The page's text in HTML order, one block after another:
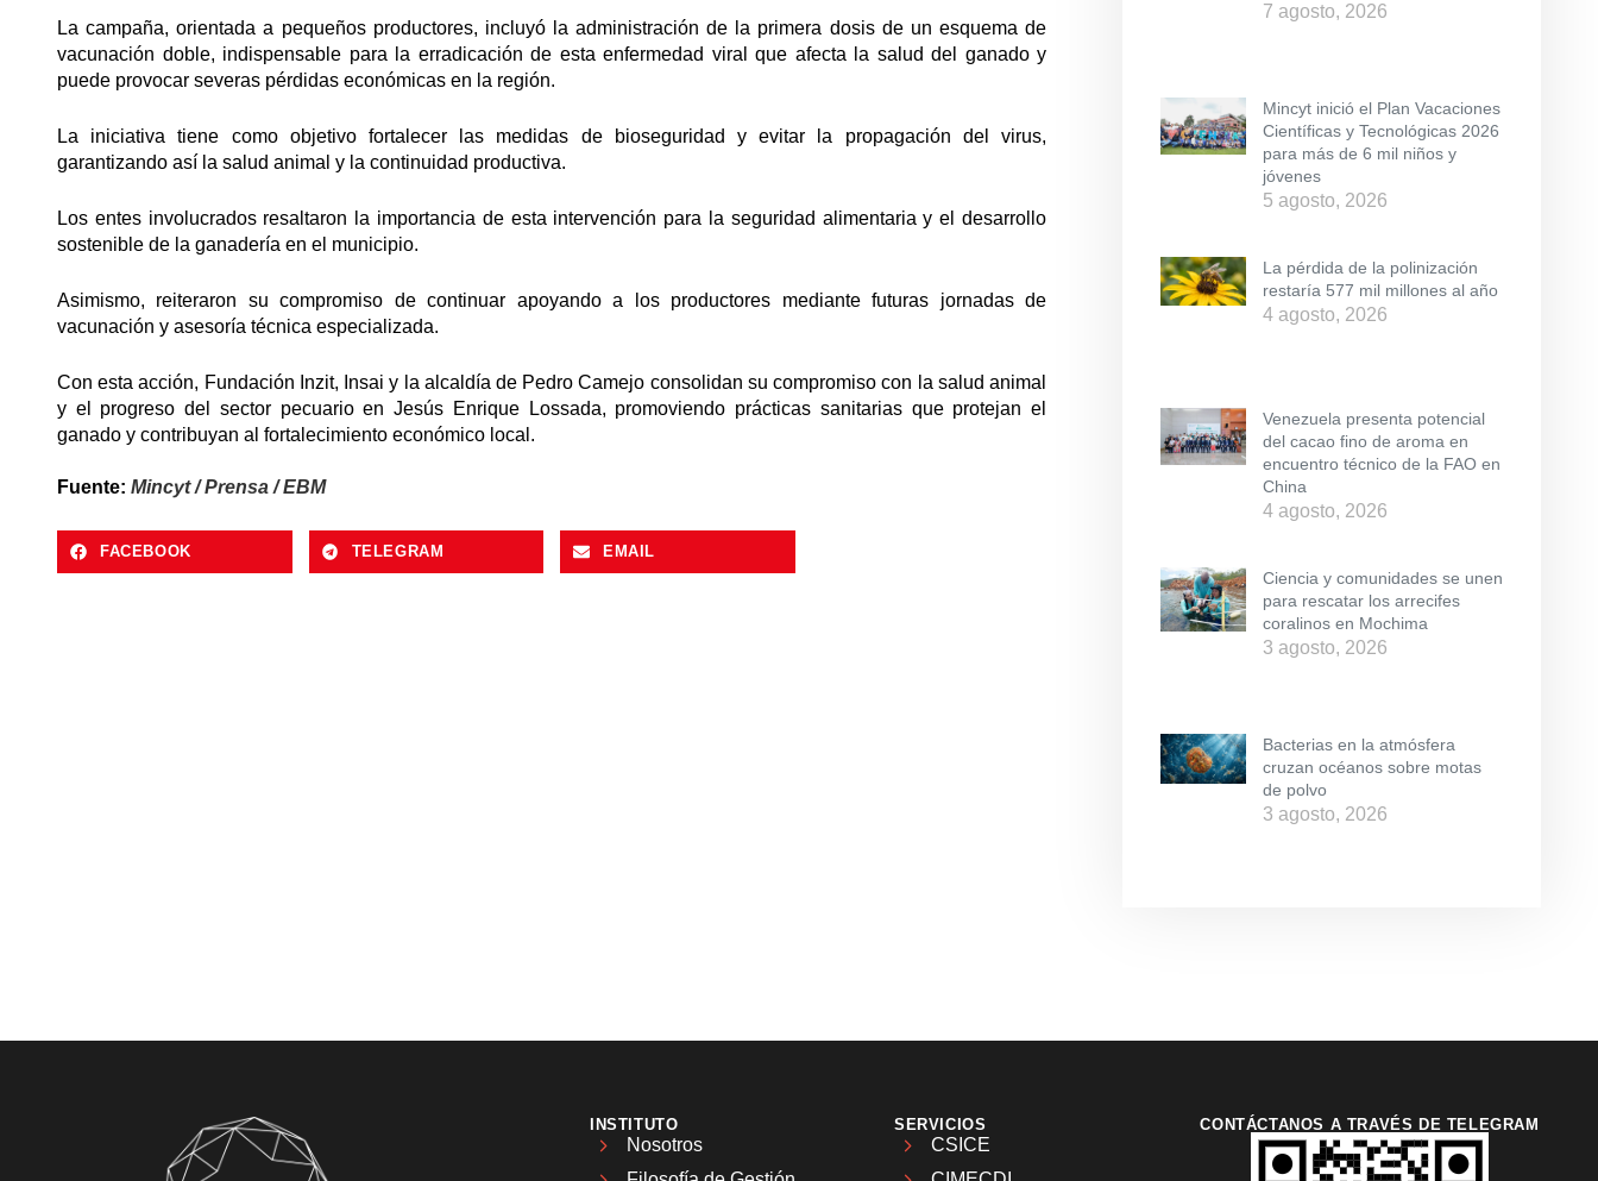
La campaña, orientada a pequeños productores, incluyó la administración de la primera dosis de un esquema de
vacunación doble, indispensable para la erradicación de esta enfermedad viral que afecta la salud del ganado y
puede provocar severas pérdidas económicas en la región.
La iniciativa tiene como objetivo fortalecer las medidas de bioseguridad y evitar la propagación del virus,
garantizando así la salud animal y la continuidad productiva.
Los entes involucrados resaltaron la importancia de esta intervención para la seguridad alimentaria y el desarrollo
sostenible de la ganadería en el municipio.
Asimismo, reiteraron su compromiso de continuar apoyando a los productores mediante futuras jornadas de
vacunación y asesoría técnica especializada.
Con esta acción, Fundación Inzit, Insai y la alcaldía de Pedro Camejo consolidan su compromiso con la salud animal
y el progreso del sector pecuario en Jesús Enrique Lossada, promoviendo prácticas sanitarias que protejan el
ganado y contribuyan al fortalecimiento económico local.
Fuente: Mincyt / Prensa / EBM
FACEBOOK TELEGRAM EMAIL
7 agosto, 2026
Mincyt inició el Plan Vacaciones
Científicas y Tecnológicas 2026
para más de 6 mil niños y
jóvenes
5 agosto, 2026
La pérdida de la polinización
restaría 577 mil millones al año
4 agosto, 2026
Venezuela presenta potencial
del cacao fino de aroma en
encuentro técnico de la FAO en
China
4 agosto, 2026
Ciencia y comunidades se unen
para rescatar los arrecifes
coralinos en Mochima
3 agosto, 2026
Bacterias en la atmósfera
cruzan océanos sobre motas
de polvo
3 agosto, 2026
INSTITUTO
Nosotros
SERVICIOS
CSICE
CONTÁCTANOS A TRAVÉS DE TELEGRAM